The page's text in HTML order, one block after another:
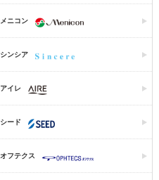
メニコン
シンシア
アイレ
シード
オフテクス